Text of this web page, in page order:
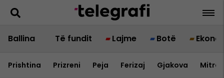
Ballina Të fundit Lajme Botë
Prishtina Prizreni Peja Ferizaj Gjakova